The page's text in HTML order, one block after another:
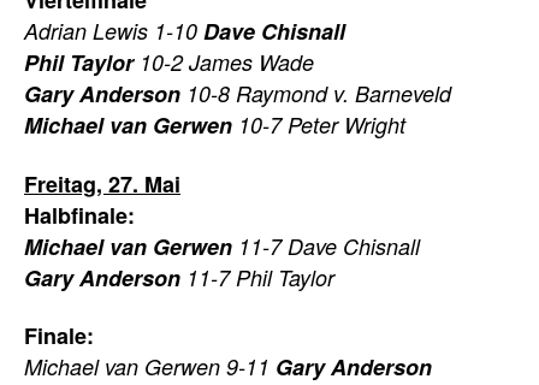
Adrian Lewis 1-10 Dave Chisnall
Phil Taylor10-2 James Wade
Gary Anderson 10-8 Raymond v. Barneveld
Michael van Gerwen 10-7 Peter Wright
Freitag, 27. Mai
Halbfinale:
Michael van Gerwen 11-7 Dave Chisnall
Gary Anderson 11-7 Phil Taylor
Finale:
Michael van Gerwen 9-11 Gary Anderson